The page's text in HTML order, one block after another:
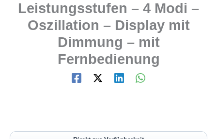
Leistungsstufen – 4 Modi –
Oszillation – Display mit
Dimmung – mit
Fernbedienung